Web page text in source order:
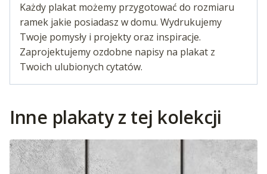
Każdy plakat możemy przygotować do rozmiaru
ramek jakie posiadasz w domu. Wydrukujemy
Twoje pomysły i projekty oraz inspiracje.
Zaprojektujemy ozdobne napisy na plakat z
Twoich ulubionych cytatów.
Inne plakaty z tej kolekcji